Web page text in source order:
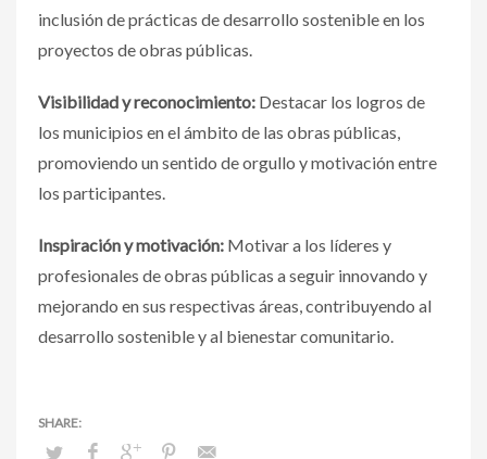
inclusión de prácticas de desarrollo sostenible en los
proyectos de obras públicas.
Visibilidad y reconocimiento: Destacar los logros de
los municipios en el ámbito de las obras públicas,
promoviendo un sentido de orgullo y motivación entre
los participantes.
Inspiración y motivación: Motivar a los líderes y
profesionales de obras públicas a seguir innovando y
mejorando en sus respectivas áreas, contribuyendo al
desarrollo sostenible y al bienestar comunitario.